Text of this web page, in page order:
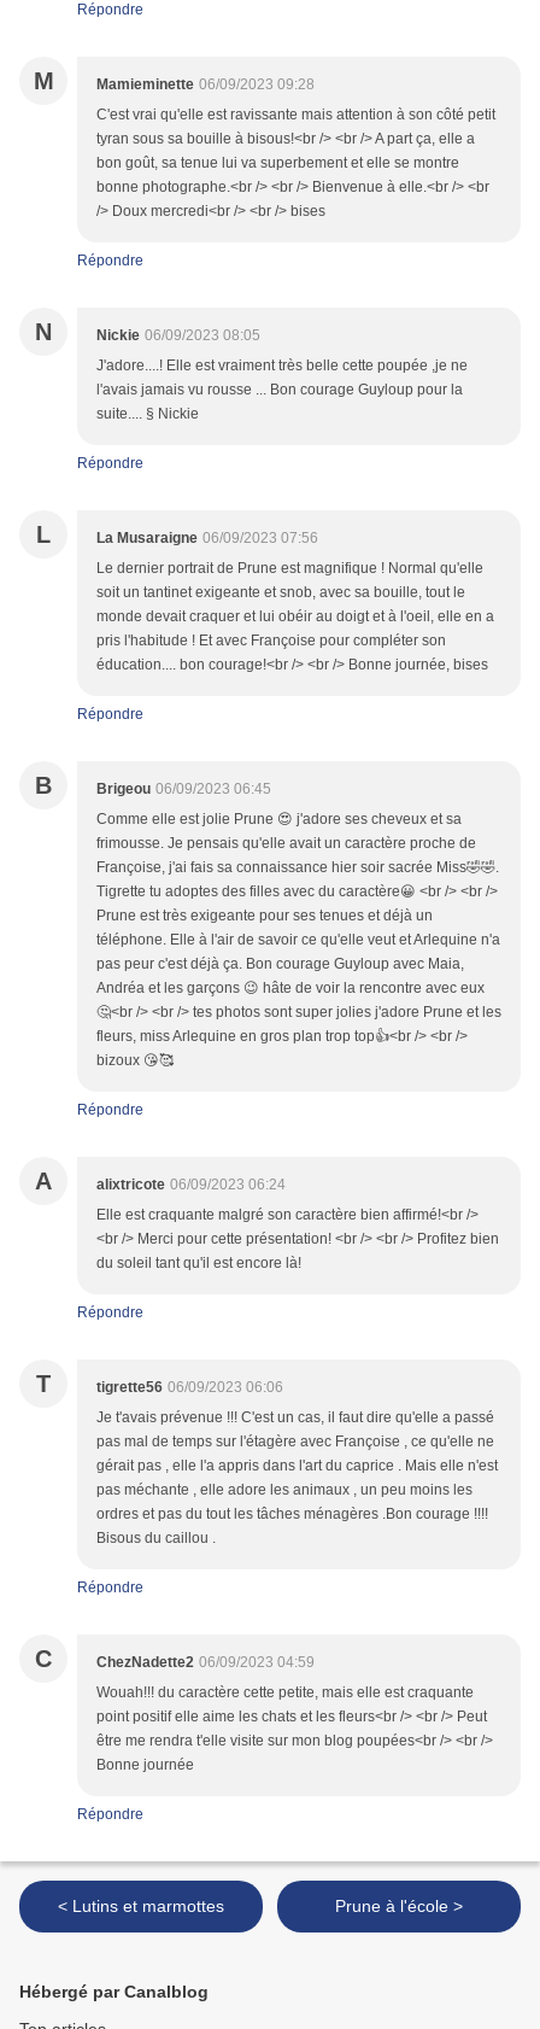
Répondre
M Mamieminette 06/09/2023 09:28
C'est vrai qu'elle est ravissante mais attention à son côté petit
tyran sous sa bouille à bisous!<br /> <br /> A part ça, elle a
bon goût, sa tenue lui va superbement et elle se montre
bonne photographe.<br /> <br /> Bienvenue à elle.<br /> <br
/> Doux mercredi<br /> <br /> bises
Répondre
N Nickie 06/09/2023 08:05
J'adore....! Elle est vraiment très belle cette poupée ,je ne
l'avais jamais vu rousse ... Bon courage Guyloup pour la
suite.... § Nickie
Répondre
L La Musaraigne 06/09/2023 07:56
Le dernier portrait de Prune est magnifique ! Normal qu'elle
soit un tantinet exigeante et snob, avec sa bouille, tout le
monde devait craquer et lui obéir au doigt et à l'oeil, elle en a
pris l'habitude ! Et avec Françoise pour compléter son
éducation.... bon courage!<br /> <br /> Bonne journée, bises
Répondre
B Brigeou 06/09/2023 06:45
Comme elle est jolie Prune 😍 j'adore ses cheveux et sa
frimousse. Je pensais qu'elle avait un caractère proche de
Françoise, j'ai fais sa connaissance hier soir sacrée Miss🤣🤣.
Tigrette tu adoptes des filles avec du caractère😀 <br /> <br />
Prune est très exigeante pour ses tenues et déjà un
téléphone. Elle à l'air de savoir ce qu'elle veut et Arlequine n'a
pas peur c'est déjà ça. Bon courage Guyloup avec Maia,
Andréa et les garçons 😉 hâte de voir la rencontre avec eux
🤔<br /> <br /> tes photos sont super jolies j'adore Prune et les
fleurs, miss Arlequine en gros plan trop top👍<br /> <br />
bizoux 😘🥰
Répondre
A alixtricote 06/09/2023 06:24
Elle est craquante malgré son caractère bien affirmé!<br />
<br /> Merci pour cette présentation! <br /> <br /> Profitez bien
du soleil tant qu'il est encore là!
Répondre
T tigrette56 06/09/2023 06:06
Je t'avais prévenue !!! C'est un cas, il faut dire qu'elle a passé
pas mal de temps sur l'étagère avec Françoise , ce qu'elle ne
gérait pas , elle l'a appris dans l'art du caprice . Mais elle n'est
pas méchante , elle adore les animaux , un peu moins les
ordres et pas du tout les tâches ménagères .Bon courage !!!!
Bisous du caillou .
Répondre
C ChezNadette2 06/09/2023 04:59
Wouah!!! du caractère cette petite, mais elle est craquante
point positif elle aime les chats et les fleurs<br /> <br /> Peut
être me rendra t'elle visite sur mon blog poupées<br /> <br />
Bonne journée
Répondre
< Lutins et marmottes Prune à l'école >
Hébergé par Canalblog